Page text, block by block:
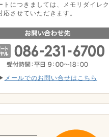
トにつきましては、メモリダイレク
応させていただきます。
メールでのお問い合せはこちら